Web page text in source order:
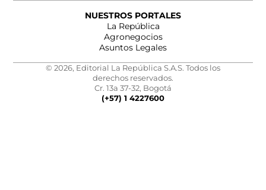
NUESTROS PORTALES
La República
Agronegocios
Asuntos Legales
© 2026, Editorial La República S.A.S. Todos los
derechos reservados.
Cr. 13a 37-32, Bogotá
(+57) 1 4227600